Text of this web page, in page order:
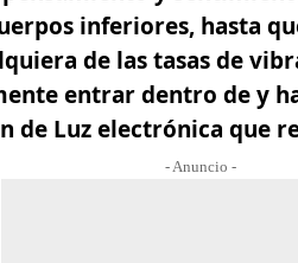
inferiores, hasta
de las tasas de
entrar dentro de y
de Luz electrónica que
- Anuncio -